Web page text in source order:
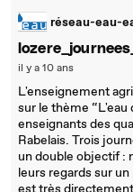
réseau-eau-
il y a 10 ans
L'enseignement
sur le thème “L'eau
enseignants des
Rabelais. Trois
un double objectif :
leurs regards sur